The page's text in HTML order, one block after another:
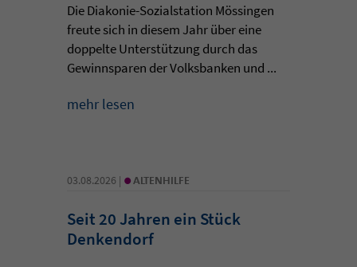
Die Diakonie-Sozialstation Mössingen
freute sich in diesem Jahr über eine
doppelte Unterstützung durch das
Gewinnsparen der Volksbanken und ...
mehr lesen
03.08.2026 | • ALTENHILFE
Seit 20 Jahren ein Stück
Denkendorf